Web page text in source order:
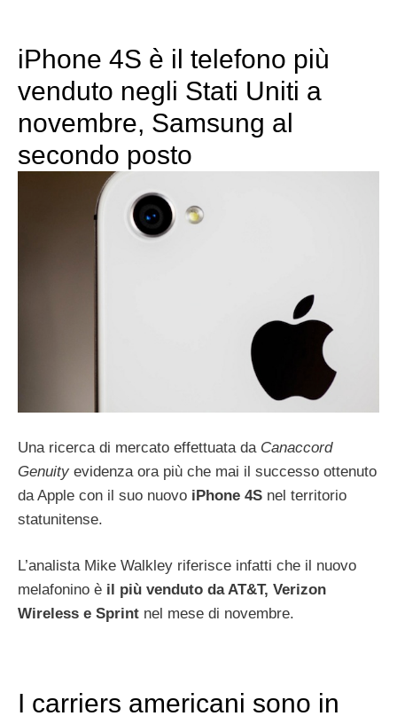
iPhone 4S è il telefono più
venduto negli Stati Uniti a
novembre, Samsung al
secondo posto
Una ricerca di mercato effettuata da Canaccord
Genuity evidenza ora più che mai il successo ottenuto
da Apple con il suo nuovo iPhone 4S nel territorio
statunitense.
L’analista Mike Walkley riferisce infatti che il nuovo
melafonino è il più venduto da AT&T, Verizon
Wireless e Sprint nel mese di novembre.
I carriers americani sono in